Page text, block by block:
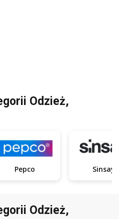
Odzież,
Pepco Sinsay
Odzież,